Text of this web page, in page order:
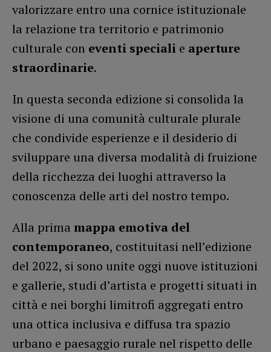
valorizzare entro una cornice istituzionale
la relazione tra territorio e patrimonio
culturale con eventi speciali e aperture
straordinarie.
In questa seconda edizione si consolida la
visione di una comunità culturale plurale
che condivide esperienze e il desiderio di
sviluppare una diversa modalità di fruizione
della ricchezza dei luoghi attraverso la
conoscenza delle arti del nostro tempo.
Alla prima mappa emotiva del
contemporaneo, costituitasi nell’edizione
del 2022, si sono unite oggi nuove istituzioni
e gallerie, studi d’artista e progetti situati in
città e nei borghi limitrofi aggregati entro
una ottica inclusiva e diffusa tra spazio
urbano e paesaggio rurale nel rispetto delle